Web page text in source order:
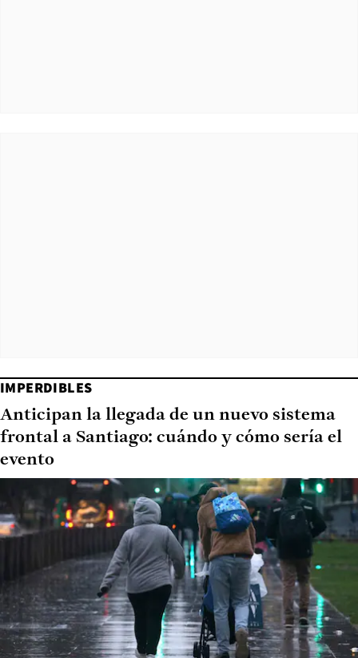
IMPERDIBLES
Anticipan la llegada de un nuevo sistema
frontal a Santiago: cuándo y cómo sería el
evento